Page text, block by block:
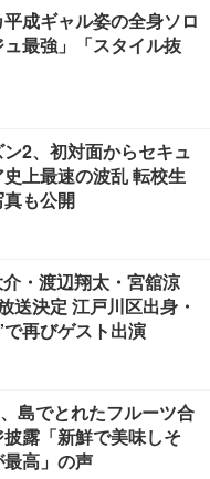
成ギャル姿の全身ソロ
最強」「スタイル抜
ン2、初対面からセキュ
上最速の波乱 転校生
も公開
・渡辺翔太・宮舘涼
送決定 江戸川区出身・
再びゲスト出演
島でとれたフルーツ合
露「新鮮で美味しそ
高」の声